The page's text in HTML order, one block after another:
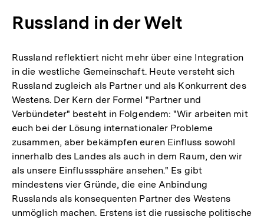
Russland in der Welt
Russland reflektiert nicht mehr über eine Integration
in die westliche Gemeinschaft. Heute versteht sich
Russland zugleich als Partner und als Konkurrent des
Westens. Der Kern der Formel "Partner und
Verbündeter" besteht in Folgendem: "Wir arbeiten mit
euch bei der Lösung internationaler Probleme
zusammen, aber bekämpfen euren Einfluss sowohl
innerhalb des Landes als auch in dem Raum, den wir
als unsere Einflusssphäre ansehen." Es gibt
mindestens vier Gründe, die eine Anbindung
Russlands als konsequenten Partner des Westens
unmöglich machen. Erstens ist die russische politische